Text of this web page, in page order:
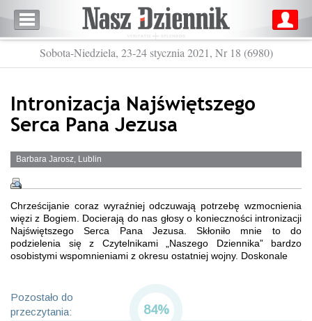
Sobota-Niedziela, 23-24 stycznia 2021, Nr 18 (6980)
Intronizacja Najświętszego
Serca Pana Jezusa
Barbara Jarosz, Lublin
Chrześcijanie coraz wyraźniej odczuwają potrzebę wzmocnienia
więzi z Bogiem. Docierają do nas głosy o konieczności intronizacji
Najświętszego Serca Pana Jezusa. Skłoniło mnie to do
podzielenia się z Czytelnikami „Naszego Dziennika” bardzo
osobistymi wspomnieniami z okresu ostatniej wojny. Doskonale
Pozostało do
przeczytania:
84%